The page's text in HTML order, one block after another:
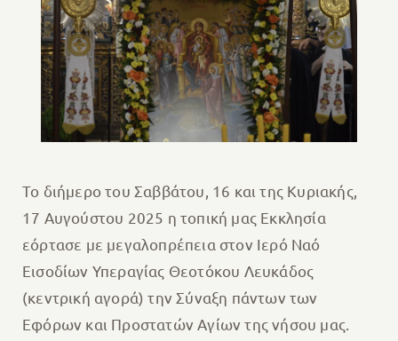
Το διήμερο του Σαββάτου, 16 και της Κυριακής,
17 Αυγούστου 2025 η τοπική μας Εκκλησία
εόρτασε με μεγαλοπρέπεια στον Ιερό Ναό
Εισοδίων Υπεραγίας Θεοτόκου Λευκάδος
(κεντρική αγορά) την Σύναξη πάντων των
Εφόρων και Προστατών Αγίων της νήσου μας.